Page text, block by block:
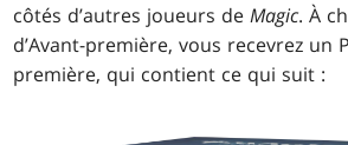
côtés d’autres joueurs deMagic. À
d’Avant-première, vous recevrez un
première, qui contient ce qui suit :